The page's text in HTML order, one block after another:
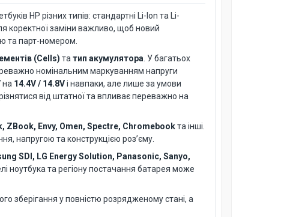
HP різних типів: стандартні Li-Ion та Li-
коректної заміни важливо, щоб новий
та парт-номером.
(Cells) та тип акумулятора . У багатьох
номінальним маркуванням напруги
на 14.4V / 14.8Vі навпаки, але лише за умови
від штатної та впливає переважно на
ZBook, Envy, Omen, Spectre, Chromebookта інші.
напругою та конструкцією роз’єму.
SDI, LG Energy Solution, Panasonic, Sanyo,
ноутбука та регіону постачання батарея може
зберігання у повністю розрядженому стані, а